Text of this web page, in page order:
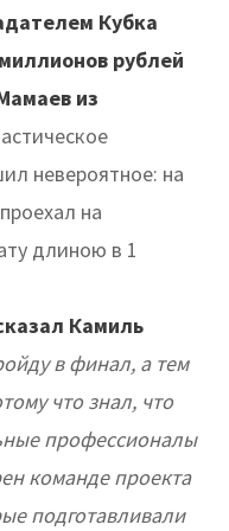
Кубка
рублей
из
невероятное: на
на
длиною в 1
Камиль
в финал, а тем
что знал, что
профессионалы
команде проекта
подготавливали